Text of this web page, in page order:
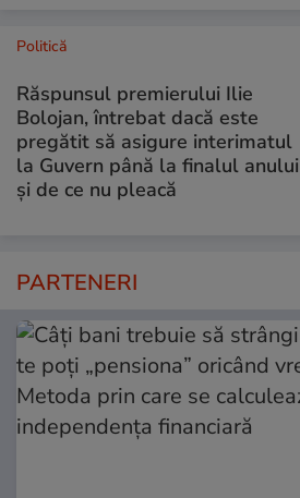
Politică
Răspunsul premierului Ilie
Bolojan, întrebat dacă este
pregătit să asigure interimatul
la Guvern până la finalul anului
și de ce nu pleacă
PARTENERI